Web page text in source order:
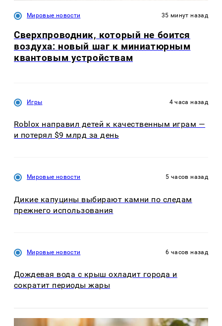
Мировые новости 35 минут назад
Сверхпроводник, который не боится
воздуха: новый шаг к миниатюрным
квантовым устройствам
Игры 4 часа назад
Roblox направил детей к качественным играм —
и потерял $9 млрд за день
Мировые новости 5 часов назад
Дикие капуцины выбирают камни по следам
прежнего использования
Мировые новости 6 часов назад
Дождевая вода с крыш охладит города и
сократит периоды жары